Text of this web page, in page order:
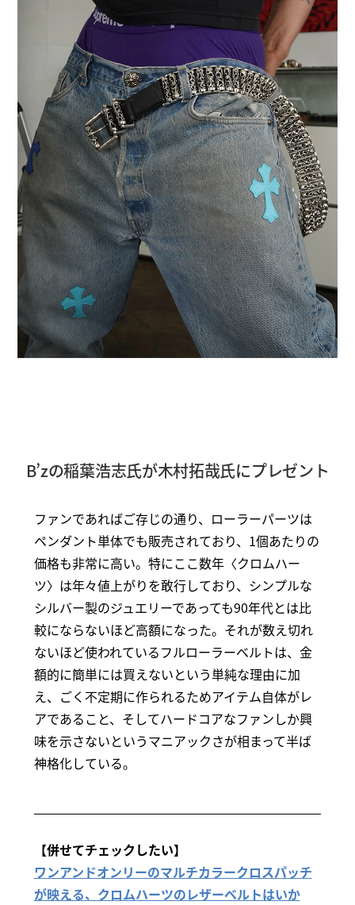
B’zの稲葉浩志氏が木村拓哉氏にプレゼント
ファンであればご存じの通り、ローラーパーツは
ペンダント単体でも販売されており、1個あたりの
価格も非常に高い。特にここ数年〈クロムハー
ツ〉は年々値上がりを敢行しており、シンプルな
シルバー製のジュエリーであっても90年代とは比
較にならないほど高額になった。それが数え切れ
ないほど使われているフルローラーベルトは、金
額的に簡単には買えないという単純な理由に加
え、ごく不定期に作られるためアイテム自体がレ
アであること、そしてハードコアなファンしか興
味を示さないというマニアックさが相まって半ば
神格化している。
【併せてチェックしたい】
ワンアンドオンリーのマルチカラークロスパッチ
が映える、クロムハーツのレザーベルトはいか